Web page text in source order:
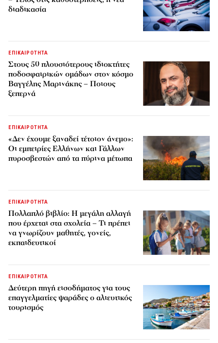
διαδικασία
ΕΠΙΚΑΙΡΟΤΗΤΑ
Στους 50 πλουσιότερους ιδιοκτήτες
ποδοσφαιρικών ομάδων στον κόσμο
Βαγγέλης Μαρινάκης – Ποιους
ξεπερνά
ΕΠΙΚΑΙΡΟΤΗΤΑ
«Δεν έχουμε ξαναδεί τέτοιον άνεμο»:
Οι εμπειρίες Ελλήνων και Γάλλων
πυροσβεστών από τα πύρινα μέτωπα
ΕΠΙΚΑΙΡΟΤΗΤΑ
Πολλαπλό βιβλίο: Η μεγάλη αλλαγή
που έρχεται στα σχολεία – Τι πρέπει
να γνωρίζουν μαθητές, γονείς,
εκπαιδευτικοί
ΕΠΙΚΑΙΡΟΤΗΤΑ
Δεύτερη πηγή εισοδήματος για τους
επαγγελματίες ψαράδες ο αλιευτικός
τουρισμός